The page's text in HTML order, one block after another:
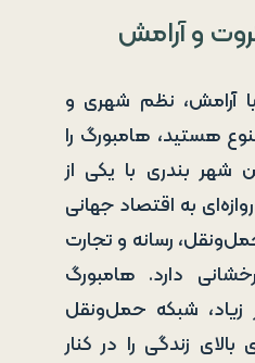
و آرامش
آرامش، نظم شهری و
هستید، هامبورگ را
شهر بندری با یکی از
به اقتصاد جهانی
رسانه و تجارت
دارد. هامبورگ
شبکه حمل‌ونقل
بالای زندگی را در کنار